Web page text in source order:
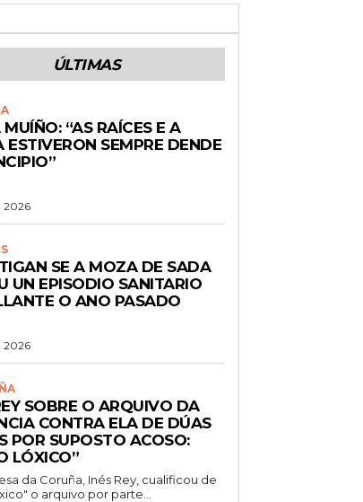
ÚLTIMAS
“AS RAÍCES E A
ESTIVERON SEMPRE DENDE
2026
SE A MOZA DE SADA
UN EPISODIO SANITARIO
O ANO PASADO
2026
SOBRE O ARQUIVO DA
CONTRA ELA DE DÚAS
POR SUPOSTO ACOSO:
LÓXICO”
da Coruña, Inés Rey, cualificou de
o arquivo por parte...